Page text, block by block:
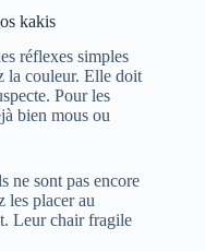
kakis
réflexes simples
la couleur. Elle doit
Pour les
bien mous ou
ne sont pas encore
les placer au
Leur chair fragile